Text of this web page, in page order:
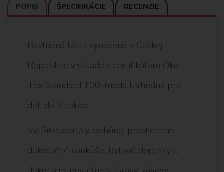
POPIS ŠPECIFIKÁCIE RECENZIE
Bavlnená látka vyrobená v Českej
Republike v súlade s certifikátom Öko-
Tex Standard 100, trieda I. vhodná pre
deti do 3 rokov.
Využitie: obrusy, behúne, prestieranie,
dekoračné vankúše, bytové doplnky a